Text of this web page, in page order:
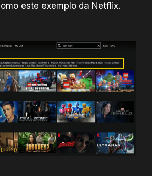
este exemplo da Netflix.